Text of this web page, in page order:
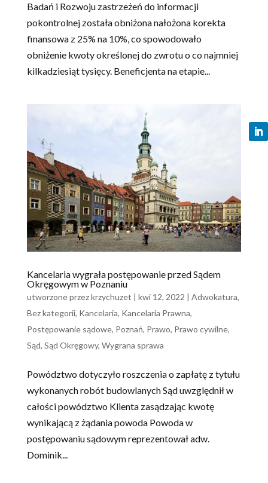
Badań i Rozwoju zastrzeżeń do informacji
pokontrolnej została obniżona nałożona korekta
finansowa z 25% na 10%, co spowodowało
obniżenie kwoty określonej do zwrotu o co najmniej
kilkadziesiąt tysięcy. Beneficjenta na etapie...
Kancelaria wygrała postępowanie przed Sądem
Okręgowym w Poznaniu
utworzone przezkrzychuzet | kwi 12, 2022 | Adwokatura,
Bez kategorii, Kancelaria, Kancelaria Prawna,
Postępowanie sądowe, Poznań, Prawo, Prawo cywilne,
Sąd, Sąd Okręgowy, Wygrana sprawa
Powództwo dotyczyło roszczenia o zapłatę z tytułu
wykonanych robót budowlanych Sąd uwzględnił w
całości powództwo Klienta zasądzając kwotę
wynikającą z żądania powoda Powoda w
postępowaniu sądowym reprezentował adw.
Dominik...